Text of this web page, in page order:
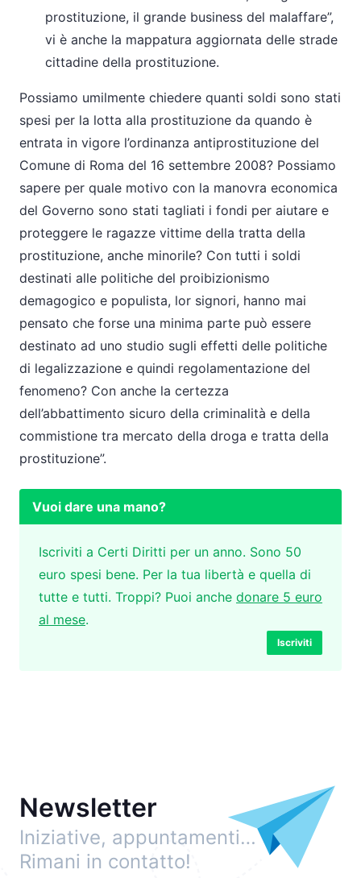
prostituzione, il grande business del malaffare”,
vi è anche la mappatura aggiornata delle strade
cittadine della prostituzione.
Possiamo umilmente chiedere quanti soldi sono stati
spesi per la lotta alla prostituzione da quando è
entrata in vigore l’ordinanza antiprostituzione del
Comune di Roma del 16 settembre 2008? Possiamo
sapere per quale motivo con la manovra economica
del Governo sono stati tagliati i fondi per aiutare e
proteggere le ragazze vittime della tratta della
prostituzione, anche minorile? Con tutti i soldi
destinati alle politiche del proibizionismo
demagogico e populista, lor signori, hanno mai
pensato che forse una minima parte può essere
destinato ad uno studio sugli effetti delle politiche
di legalizzazione e quindi regolamentazione del
fenomeno? Con anche la certezza
dell’abbattimento sicuro della criminalità e della
commistione tra mercato della droga e tratta della
prostituzione”.
Vuoi dare una mano?
Iscriviti a Certi Diritti per un anno. Sono 50
euro spesi bene. Per la tua libertà e quella di
tutte e tutti. Troppi? Puoi anche donare 5 euro
al mese.
Iscriviti
Newsletter
Iniziative, appuntamenti…
Rimani in contatto!